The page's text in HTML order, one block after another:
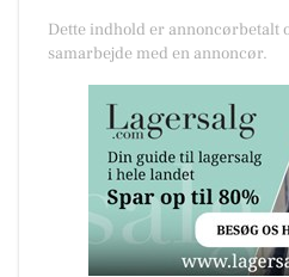
Dette indhold er annoncørbetalt
samarbejde med en annoncør.